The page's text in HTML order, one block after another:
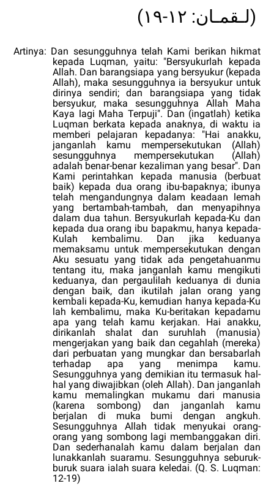
(لـقمـان: ١٢-١۹)
Artinya: Dan sesungguhnya telah Kami berikan hikmat
kepada Luqman, yaitu: "Bersyukurlah kepada
Allah. Dan barangsiapa yang bersyukur (kepada
Allah), maka sesungguhnya ia bersyukur untuk
dirinya sendiri; dan barangsiapa yang tidak
bersyukur, maka sesungguhnya Allah Maha
Kaya lagi Maha Terpuji". Dan (ingatlah) ketika
Luqman berkata kepada anaknya, di waktu ia
memberi pelajaran kepadanya: "Hai anakku,
janganlah kamu mempersekutukan (Allah)
sesungguhnya mempersekutukan (Allah)
adalah benar-benar kezaliman yang besar". Dan
Kami perintahkan kepada manusia (berbuat
baik) kepada dua orang ibu-bapaknya; ibunya
telah mengandungnya dalam keadaan lemah
yang bertambah-tambah, dan menyapihnya
dalam dua tahun. Bersyukurlah kepada-Ku dan
kepada dua orang ibu bapakmu, hanya kepada-
Kulah kembalimu. Dan jika keduanya
memaksamu untuk mempersekutukan dengan
Aku sesuatu yang tidak ada pengetahuanmu
tentang itu, maka janganlah kamu mengikuti
keduanya, dan pergaulilah keduanya di dunia
dengan baik, dan ikutilah jalan orang yang
kembali kepada-Ku, kemudian hanya kepada-Ku
lah kembalimu, maka Ku-beritakan kepadamu
apa yang telah kamu kerjakan. Hai anakku,
dirikanlah shalat dan suruhlah (manusia)
mengerjakan yang baik dan cegahlah (mereka)
dari perbuatan yang mungkar dan bersabarlah
terhadap apa yang menimpa kamu.
Sesungguhnya yang demikian itu termasuk hal-
hal yang diwajibkan (oleh Allah). Dan janganlah
kamu memalingkan mukamu dari manusia
(karena sombong) dan janganlah kamu
berjalan di muka bumi dengan angkuh.
Sesungguhnya Allah tidak menyukai orang-
orang yang sombong lagi membanggakan diri.
Dan sederhanalah kamu dalam berjalan dan
lunakkanlah suaramu. Sesungguhnya seburuk-
buruk suara ialah suara keledai. (Q. S. Luqman:
12-19)